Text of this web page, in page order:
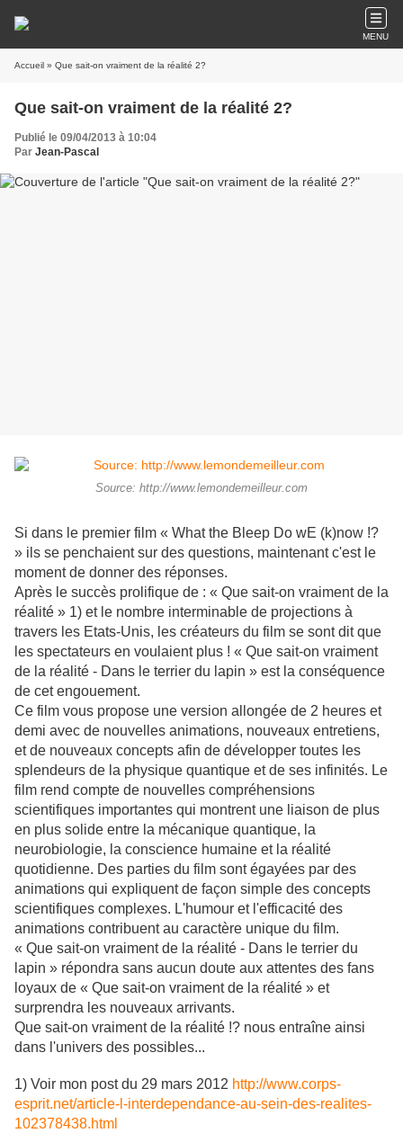
MENU
Accueil » Que sait-on vraiment de la réalité 2?
Que sait-on vraiment de la réalité 2?
Publié le 09/04/2013 à 10:04
Par Jean-Pascal
Source: http://www.lemondemeilleur.com
Si dans le premier film « What the Bleep Do wE (k)now !?
» ils se penchaient sur des questions, maintenant c'est le
moment de donner des réponses.
Après le succès prolifique de : « Que sait-on vraiment de la
réalité » 1) et le nombre interminable de projections à
travers les Etats-Unis, les créateurs du film se sont dit que
les spectateurs en voulaient plus ! « Que sait-on vraiment
de la réalité - Dans le terrier du lapin » est la conséquence
de cet engouement.
Ce film vous propose une version allongée de 2 heures et
demi avec de nouvelles animations, nouveaux entretiens,
et de nouveaux concepts afin de développer toutes les
splendeurs de la physique quantique et de ses infinités. Le
film rend compte de nouvelles compréhensions
scientifiques importantes qui montrent une liaison de plus
en plus solide entre la mécanique quantique, la
neurobiologie, la conscience humaine et la réalité
quotidienne. Des parties du film sont égayées par des
animations qui expliquent de façon simple des concepts
scientifiques complexes. L'humour et l'efficacité des
animations contribuent au caractère unique du film.
« Que sait-on vraiment de la réalité - Dans le terrier du
lapin » répondra sans aucun doute aux attentes des fans
loyaux de « Que sait-on vraiment de la réalité » et
surprendra les nouveaux arrivants.
Que sait-on vraiment de la réalité !? nous entraîne ainsi
dans l'univers des possibles...
1) Voir mon post du 29 mars 2012 http://www.corps-
esprit.net/article-l-interdependance-au-sein-des-realites-
102378438.html